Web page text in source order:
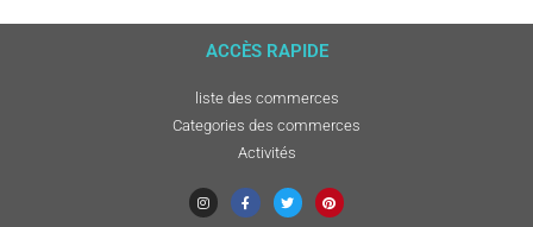
ACCÈS RAPIDE
liste des commerces
Categories des commerces
Activités